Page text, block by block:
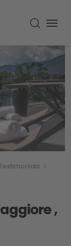
Menu
,